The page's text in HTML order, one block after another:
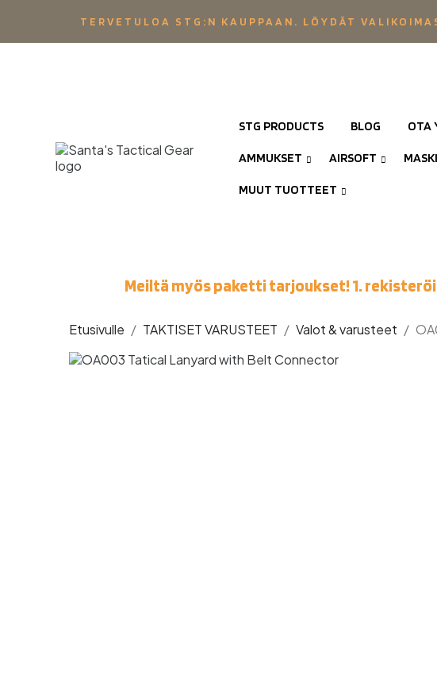
TERVETULOA STG:N KAUPPAAN. LÖYDÄT
STG PRODUCTS BLOG OTA
AMMUKSET AIRSOFT
MUUT TUOTTEET
Meiltä myös paketti tarjoukset! 1.
Etusivulle TAKTISET VARUSTEET Valot & varusteet